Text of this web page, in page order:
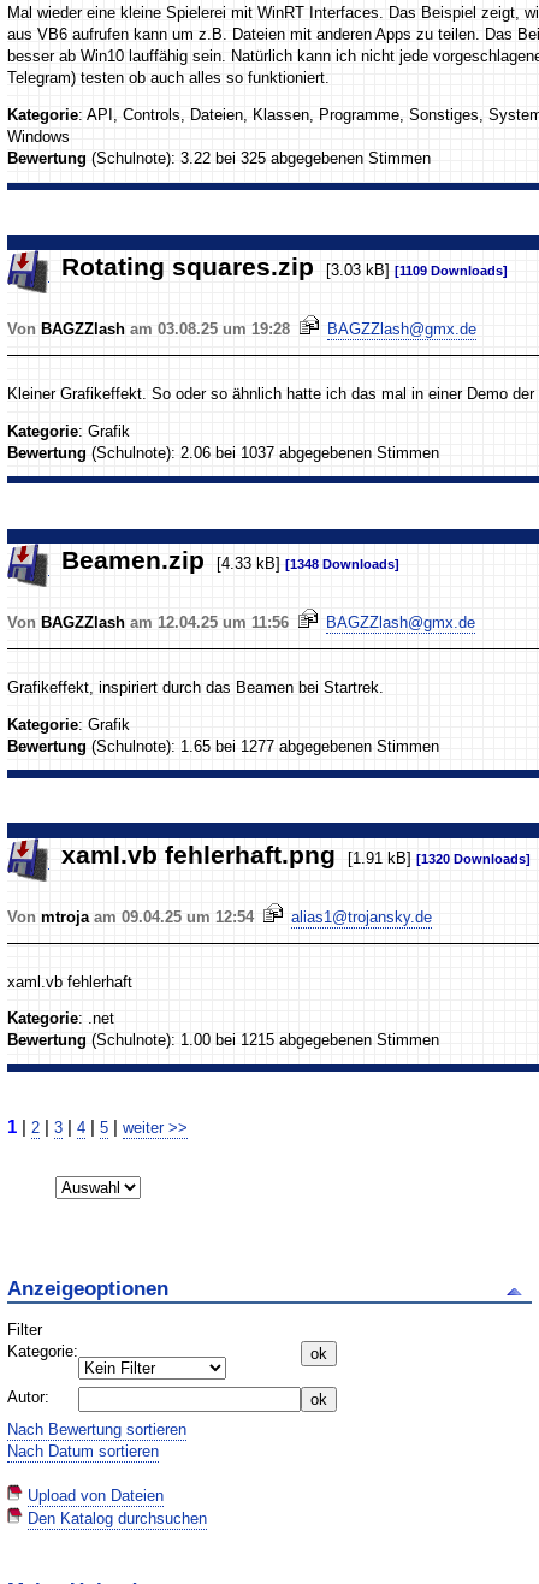
Mal wieder eine kleine Spielerei mit WinRT Interfaces. Das Beispiel zeigt,
aus VB6 aufrufen kann um z.B. Dateien mit anderen Apps zu teilen. Das
besser ab Win10 lauffähig sein. Natürlich kann ich nicht jede
Telegram) testen ob auch alles so funktioniert.
Kategorie: API, Controls, Dateien, Klassen, Programme, Sonstiges,
Windows
Bewertung (Schulnote): 3.22 bei 325 abgegebenen Stimmen
Rotating squares.zip [3.03 kB] [1109 Downloads]
Von BAGZZlash am 03.08.25 um 19:28 BAGZZlash@gmx.de
Kleiner Grafikeffekt. So oder so ähnlich hatte ich das mal in einer Demo
Kategorie: Grafik
Bewertung (Schulnote): 2.06 bei 1037 abgegebenen Stimmen
Beamen.zip [4.33 kB] [1348 Downloads]
Von BAGZZlash am 12.04.25 um 11:56 BAGZZlash@gmx.de
Grafikeffekt, inspiriert durch das Beamen bei Startrek.
Kategorie: Grafik
Bewertung (Schulnote): 1.65 bei 1277 abgegebenen Stimmen
xaml.vb fehlerhaft.png [1.91 kB] [1320 Downloads]
Von mtroja am 09.04.25 um 12:54 alias1@trojansky.de
xaml.vb fehlerhaft
Kategorie: .net
Bewertung (Schulnote): 1.00 bei 1215 abgegebenen Stimmen
1 2 3 4 5 weiter >>
Anzeigeoptionen
Filter
Kategorie:
Autor:
Nach Bewertung sortieren
Nach Datum sortieren
Upload von Dateien
Den Katalog durchsuchen